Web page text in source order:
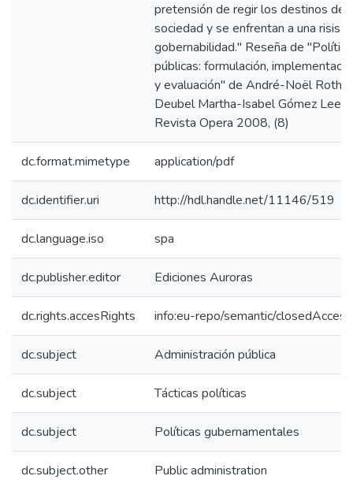
pretensión de regir los destinos de
sociedad y se enfrentan a una risis
gobernabilidad." Reseña de
públicas: formulación,
y evaluación" de André-Noël Roth
Deubel Martha-Isabel Gómez Lee ;
Revista Opera 2008, (8)
dc.format.mimetype application/pdf
dc.identifier.uri http://hdl.handle.net/11146/519
dc.language.iso spa
dc.publisher.editor Ediciones Auroras
dc.rights.accesRights info:eu-repo/semantic/closedAccess
dc.subject Administración pública
dc.subject Tácticas políticas
dc.subject Políticas gubernamentales
dc.subject.other Public administration